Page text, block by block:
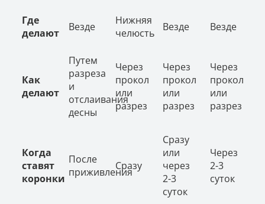
Где
делают
Везде
Нижняя
челюсть
Везде Везде
Как
делают
Путем
разреза
и
отслаивания
десны
Через
прокол
или
разрез
Через
прокол
или
разрез
Через
прокол
или
разрез
Когда
ставят
коронки
После
приживления
Сразу
Сразу
или
через
2-3
суток
Через
2-3
суток